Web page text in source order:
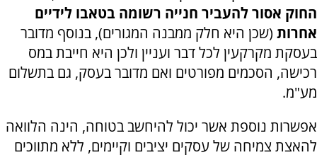
החוק אסור להעביר חנייה רשומה בטאבו לידיים
אחרות (שכן היא חלק ממבנה המגורים), בנוסף מדובר
בעסקת מקרקעין לכל דבר ועניין ולכן היא חייבת במס
רכישה, הסכמים מפורטים ואם מדובר בעסק, גם בתשלום
מע"מ.
אפשרות נוספת אשר יכול להיחשב בטוחה, הינה הלוואה
להאצת צמיחה של עסקים יציבים וקיימים, ללא מתווכים